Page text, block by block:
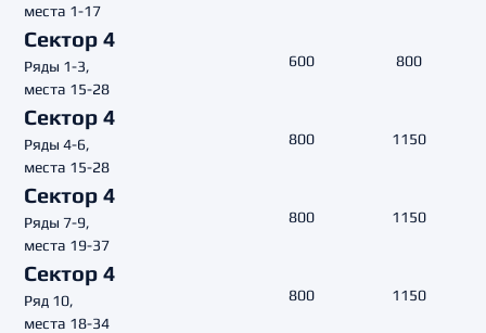
места 1-17
Сектор 4
Ряды 1-3,
места 15-28
600 800
Сектор 4
Ряды 4-6,
места 15-28
800 1150
Сектор 4
Ряды 7-9,
места 19-37
800 1150
Сектор 4
Ряд 10,
места 18-34
800 1150